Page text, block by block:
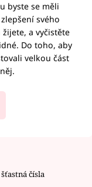
byste se měli
svého
a vyčistěte
Do toho, aby
velkou část
šťastná čísla